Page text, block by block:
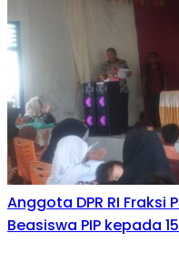
Anggota DPR RI Fraksi
Beasiswa PIP kepada